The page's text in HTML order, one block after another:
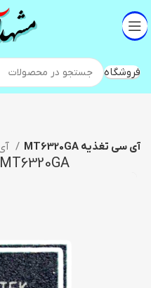
فروشگاه
MT6320GA آی سی تغذیه
MT6320GA آی سی تغذیه